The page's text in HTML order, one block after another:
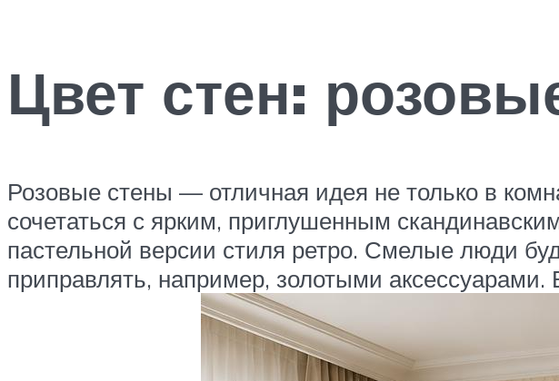
Цвет стен:
Розовые стены — отличная идея не только в
сочетаться с ярким, приглушенным
пастельной версии стиля ретро. Смелые люди
приправлять, например, золотыми